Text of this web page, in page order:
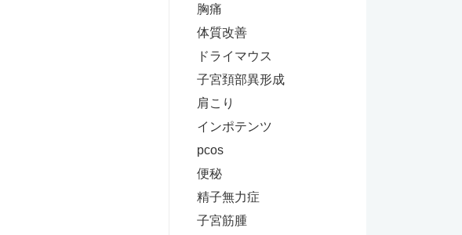
胸痛
体質改善
ドライマウス
子宮頚部異形成
肩こり
インポテンツ
pcos
便秘
精子無力症
子宮筋腫